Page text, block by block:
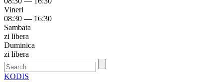
Vineri
08:30 — 16:30
Sambata
zi libera
Duminica
zi libera
KODIS